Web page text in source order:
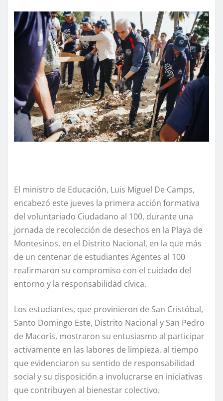
El ministro de Educación, Luis Miguel De Camps,
encabezó este jueves la primera acción formativa
del voluntariado Ciudadano al 100, durante una
jornada de recolección de desechos en la Playa de
Montesinos, en el Distrito Nacional, en la que más
de un centenar de estudiantes Agentes al 100
reafirmaron su compromiso con el cuidado del
entorno y la responsabilidad cívica.
Los estudiantes, que provinieron de San Cristóbal,
Santo Domingo Este, Distrito Nacional y San Pedro
de Macorís, mostraron su entusiasmo al participar
activamente en las labores de limpieza, al tiempo
que evidenciaron su sentido de responsabilidad
social y su disposición a involucrarse en iniciativas
que contribuyen al bienestar colectivo.